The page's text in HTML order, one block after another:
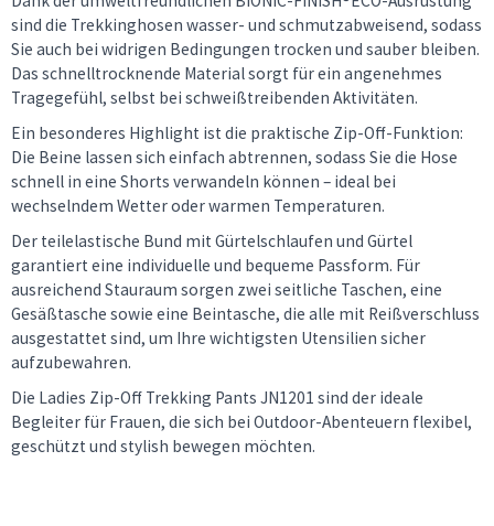
sind die Trekkinghosen wasser- und schmutzabweisend, sodass
Sie auch bei widrigen Bedingungen trocken und sauber bleiben.
Das schnelltrocknende Material sorgt für ein angenehmes
Tragegefühl, selbst bei schweißtreibenden Aktivitäten.
Ein besonderes Highlight ist die praktische Zip-Off-Funktion:
Die Beine lassen sich einfach abtrennen, sodass Sie die Hose
schnell in eine Shorts verwandeln können – ideal bei
wechselndem Wetter oder warmen Temperaturen.
Der teilelastische Bund mit Gürtelschlaufen und Gürtel
garantiert eine individuelle und bequeme Passform. Für
ausreichend Stauraum sorgen zwei seitliche Taschen, eine
Gesäßtasche sowie eine Beintasche, die alle mit Reißverschluss
ausgestattet sind, um Ihre wichtigsten Utensilien sicher
aufzubewahren.
Die Ladies Zip-Off Trekking Pants JN1201 sind der ideale
Begleiter für Frauen, die sich bei Outdoor-Abenteuern flexibel,
geschützt und stylish bewegen möchten.